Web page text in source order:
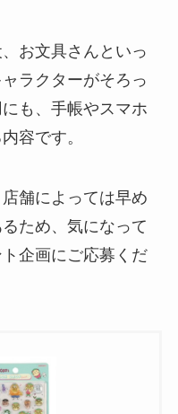
お文具さんといっ
ラクターがそろっ
も、手帳やスマホ
容です。
舗によっては早め
ため、気になって
企画にご応募くだ